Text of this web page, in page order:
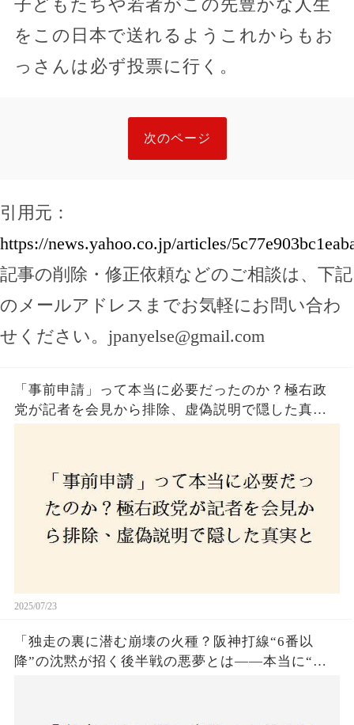
子どもたちや若者がこの先豊かな人生
をこの日本で送れるようこれからもお
っさんは必ず投票に行く。
次のページ
引用元：
https://news.yahoo.co.jp/articles/
記事の削除・修正依頼などのご相談は、下記
のメールアドレスまでお気軽にお問い合わ
せください。 jpanyelse@gmail.com
「事前申請」って本当に必要だったのか？極右政
党が記者を会見から排除、虚偽説明で隠した真実
2025/07/23
「独走の裏に潜む崩壊の火種？阪神打線“6番以
降”の沈黙が招く後半戦の悪夢とは——本当に“強